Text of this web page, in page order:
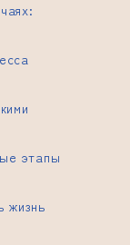
этапы
жизнь